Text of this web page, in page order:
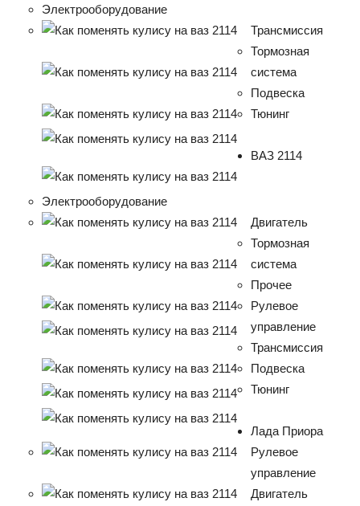
Электрооборудование
Трансмиссия
Тормозная
система
Подвеска
Тюнинг
ВАЗ 2114
Электрооборудование
Двигатель
Тормозная
система
Прочее
Рулевое
управление
Трансмиссия
Подвеска
Тюнинг
Лада Приора
Рулевое
управление
Двигатель